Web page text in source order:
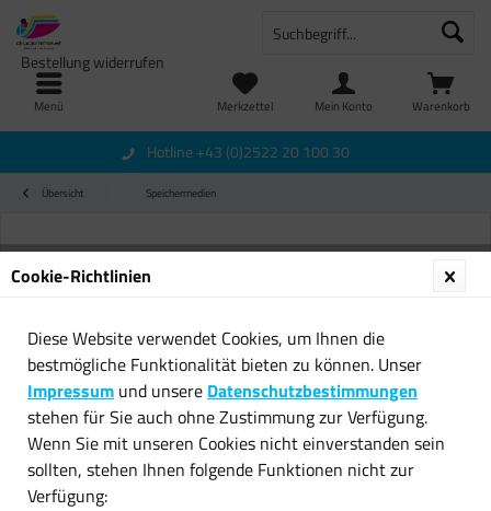
Menü Warenkorb
Merkzettel
Bestellung widerrufen
Mein Konto
Hotline +43 (0)2522 20 100 30
Übersicht Speichermedien
Cookie-Richtlinien
Diese Website verwendet Cookies, um Ihnen die
bestmögliche Funktionalität bieten zu können. Unser
Impressum und unsere Datenschutzbestimmungen
stehen für Sie auch ohne Zustimmung zur Verfügung.
Wenn Sie mit unseren Cookies nicht einverstanden sein
sollten, stehen Ihnen folgende Funktionen nicht zur
Verfügung: